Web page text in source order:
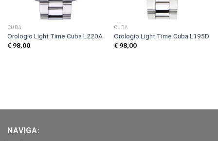
CUBA
Orologio Light Time Cuba L220A
€98,00
CUBA
Orologio Light Time Cuba L195D
€98,00
NAVIGA: